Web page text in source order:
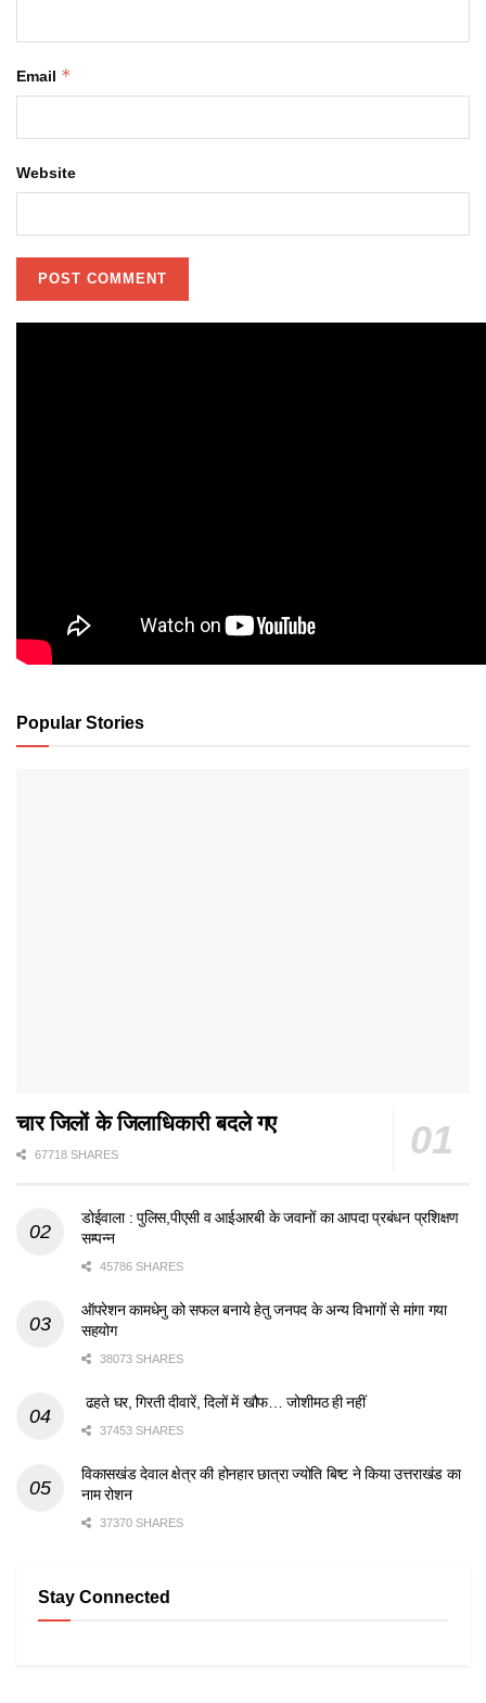
Email *
Website
Popular Stories
चार जिलों के जिलाधिकारी बदले गए
67718 SHARES
डोईवाला : पुलिस,पीएसी व आईआरबी के जवानों का आपदा प्रबंधन प्रशिक्षण
सम्पन्न
45786 SHARES
ऑपरेशन कामधेनु को सफल बनाये हेतु जनपद के अन्य विभागों से मांगा गया
सहयोग
38073 SHARES
ढहते घर, गिरती दीवारें, दिलों में खौफ… जोशीमठ ही नहीं
37453 SHARES
विकासखंड देवाल क्षेत्र की होनहार छात्रा ज्योति बिष्ट ने किया उत्तराखंड का
नाम रोशन
37370 SHARES
Stay Connected